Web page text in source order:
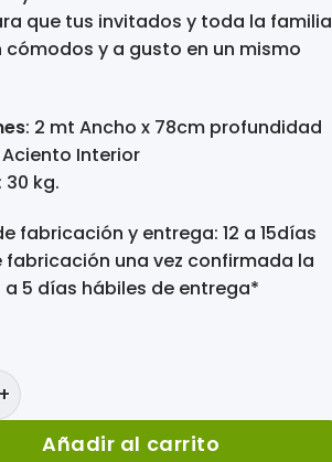
que tus invitados y toda la familia
cómodos y a gusto en un mismo
: 2 mt Ancho x 78cm profundidad
Interior
30 kg.
fabricación y entrega: 12 a 15días
fabricación una vez confirmada la
a 5 días hábiles de entrega*
Color Negro cantidad
Añadir al carrito